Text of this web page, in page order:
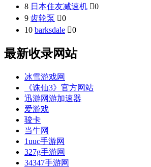
8 日本住友减速机 0
9 齿轮泵 0
10 barksdale 0
最新收录网站
冰雪游戏网
《诛仙3》官方网站
迅游网游加速器
爱游戏
骏卡
当牛网
1uuc手游网
327g手游网
34347手游网